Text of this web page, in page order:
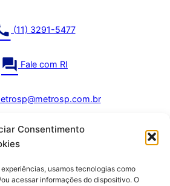
Consentimento
usamos tecnologias como
acessar informações do dispositivo. O
(11) 3291-5477
question_answer Fale com RI